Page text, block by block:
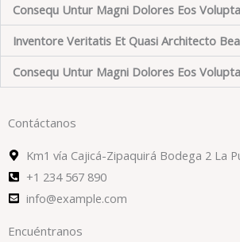
Consequ Untur Magni Dolores Eos
Inventore Veritatis Et Quasi Architecto
Consequ Untur Magni Dolores Eos
Contáctanos
Km1 vía Cajicá-Zipaquirá Bodega 2 La
+1 234 567 890​
info@example.com​
Encuéntranos